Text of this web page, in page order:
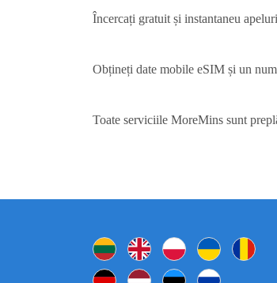
Încercați gratuit și instantaneu
Obțineți date mobile eSIM și un
Toate serviciile MoreMins sunt